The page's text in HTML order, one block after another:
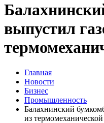
выпустил
Главная
Новости
Бизнес
Промышленность
Балахнинский
из